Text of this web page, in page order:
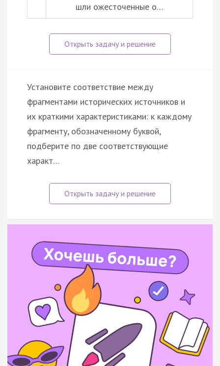
шли ожесточенные о…
Установите соответствие между
фрагментами исторических источников и
их краткими характеристиками: к каждому
фрагменту, обозначенному буквой,
подберите по две соответствующие
характ…